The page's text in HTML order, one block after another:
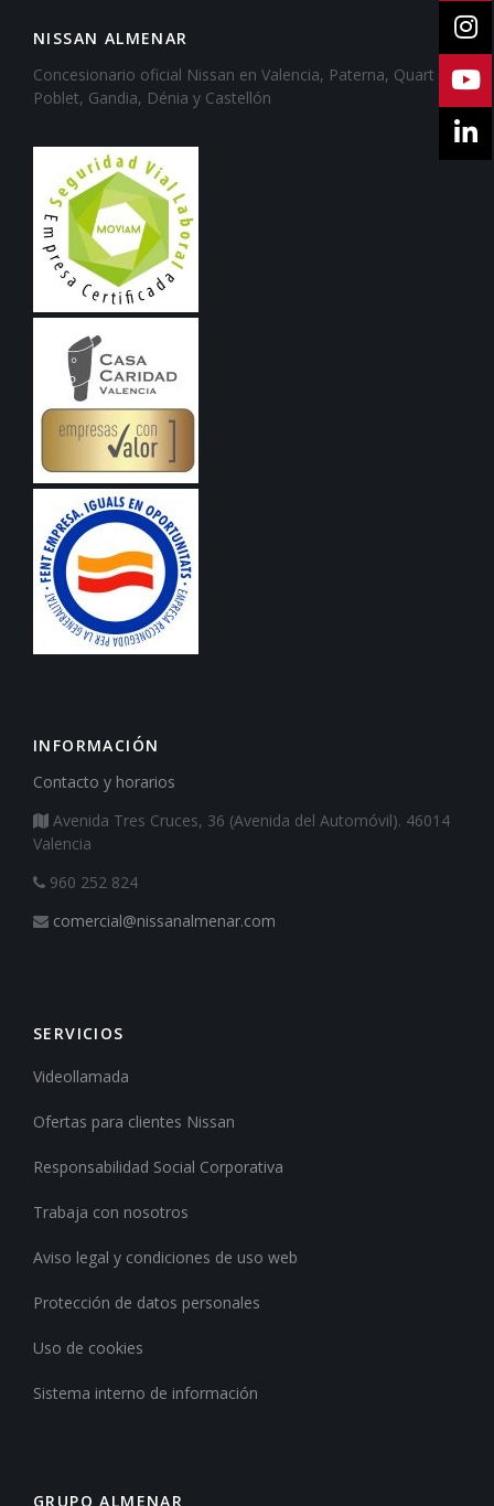
NISSAN ALMENAR
Concesionario oficial Nissan en Valencia, Paterna, Quart de
Poblet, Gandia, Dénia y Castellón
INFORMACIÓN
Contacto y horarios
Avenida Tres Cruces, 36 (Avenida del Automóvil). 46014
Valencia
960 252 824
comercial@nissanalmenar.com
SERVICIOS
Videollamada
Ofertas para clientes Nissan
Responsabilidad Social Corporativa
Trabaja con nosotros
Aviso legal y condiciones de uso web
Protección de datos personales
Uso de cookies
Sistema interno de información
GRUPO ALMENAR